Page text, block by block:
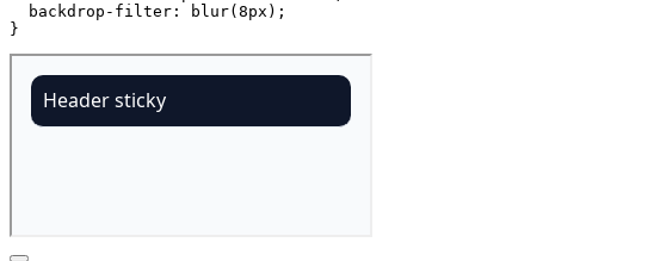
backdrop-filter : blur(8px ) ;
}